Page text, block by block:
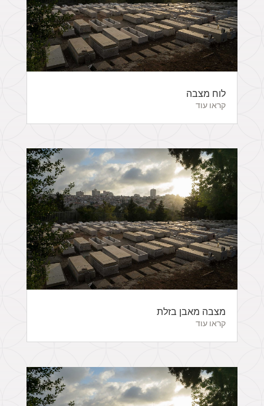
לוח מצבה
קראו עוד
מצבה מאבן בזלת
קראו עוד